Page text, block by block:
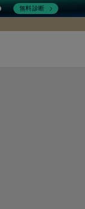
無料診断